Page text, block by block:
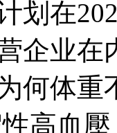
划在
企业
何体
高血